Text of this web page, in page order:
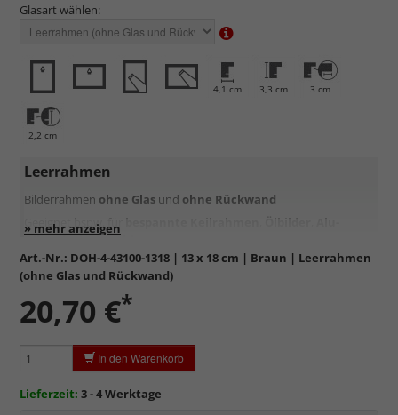
Glasart wählen:
4,1 cm 3,3 cm 3 cm
2,2 cm
Leerrahmen
Bilderrahmen ohne Glas und ohne Rückwand
Geeignet bspw. für
Kaschierungen
Art.-Nr.: DOH-4-43100-1318 | 13 x 18 cm | Braun | Leerrahmen
(ohne Glas und Rückwand)
20,70 €*
In den Warenkorb
Lieferzeit: 3 - 4 Werktage